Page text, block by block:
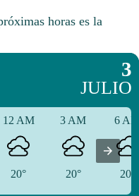
horas es la
3
JULIO
12 AM
20°
3 AM
20°
6
20°